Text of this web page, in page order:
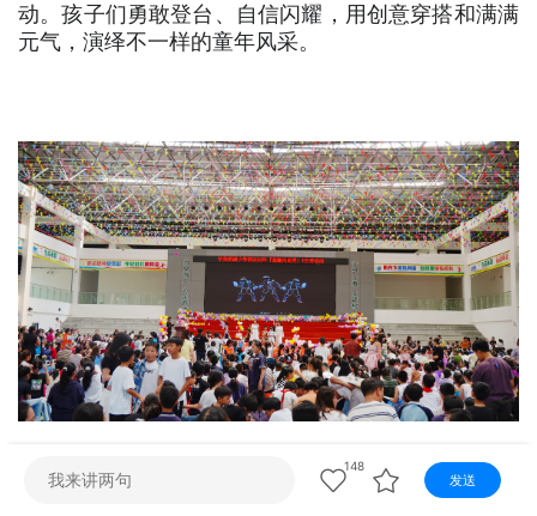
视频快刷 视频点播 阿文工作室 文山新闻
动。孩子们勇敢登台、自信闪耀，用创意穿搭和满满
元气，演绎不一样的童年风采。
148
发送